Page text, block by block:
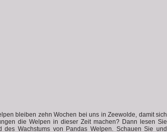
bleiben zehn Wochen bei uns in Zeewolde, damit sich
die Welpen in dieser Zeit machen? Dann lesen Sie
Wachstums von Pandas Welpen. Schauen Sie und